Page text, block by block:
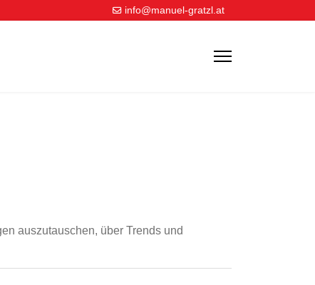
info@manuel-gratzl.at
auszutauschen, über Trends und